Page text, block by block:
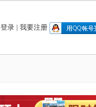
登录| 我要注册